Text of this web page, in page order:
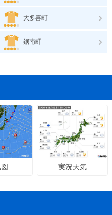
大多喜町
鋸南町
実況天気